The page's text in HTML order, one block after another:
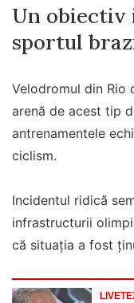
Un
sportul
Velodromul din Rio
arenă de acest tip
antrenamentele
ciclism.
Incidentul ridică
infrastructurii
că situația a fost